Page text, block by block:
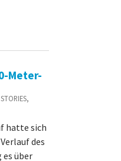
Meter-
hatte sich
des
über